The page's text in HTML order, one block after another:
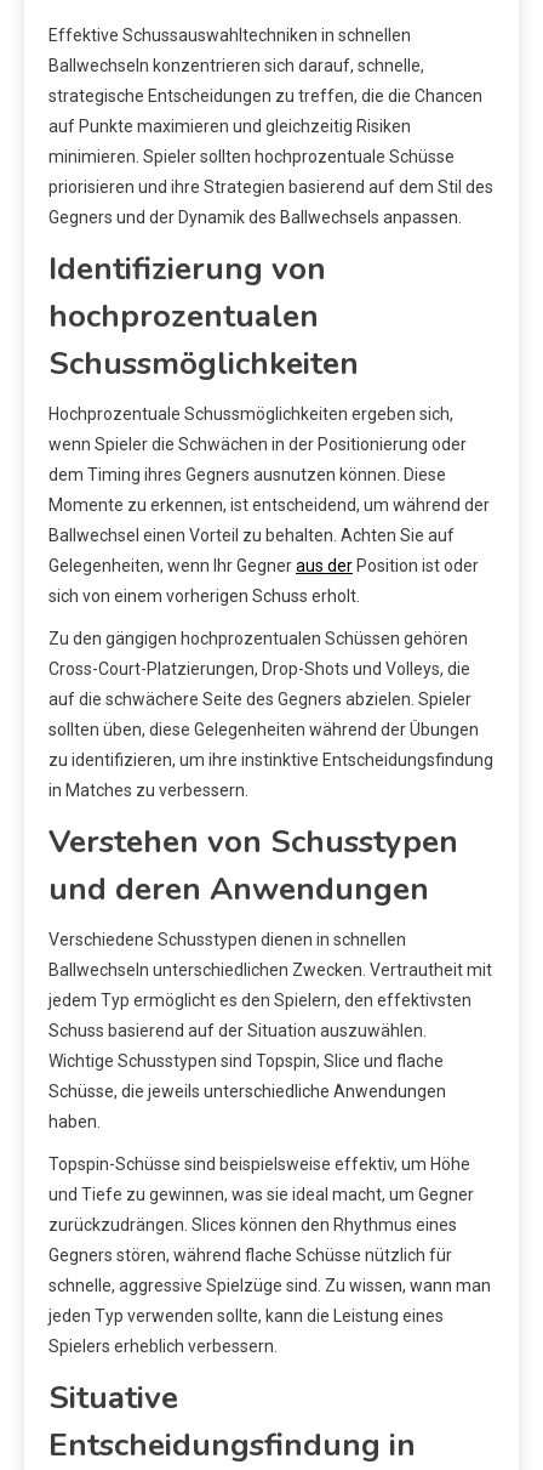
Effektive Schussauswahltechniken in schnellen
Ballwechseln konzentrieren sich darauf, schnelle,
strategische Entscheidungen zu treffen, die die Chancen
auf Punkte maximieren und gleichzeitig Risiken
minimieren. Spieler sollten hochprozentuale Schüsse
priorisieren und ihre Strategien basierend auf dem Stil des
Gegners und der Dynamik des Ballwechsels anpassen.
Identifizierung von
hochprozentualen
Schussmöglichkeiten
Hochprozentuale Schussmöglichkeiten ergeben sich,
wenn Spieler die Schwächen in der Positionierung oder
dem Timing ihres Gegners ausnutzen können. Diese
Momente zu erkennen, ist entscheidend, um während der
Ballwechsel einen Vorteil zu behalten. Achten Sie auf
Gelegenheiten, wenn Ihr Gegneraus der Position ist oder
sich von einem vorherigen Schuss erholt.
Zu den gängigen hochprozentualen Schüssen gehören
Cross-Court-Platzierungen, Drop-Shots und Volleys, die
auf die schwächere Seite des Gegners abzielen. Spieler
sollten üben, diese Gelegenheiten während der Übungen
zu identifizieren, um ihre instinktive Entscheidungsfindung
in Matches zu verbessern.
Verstehen von Schusstypen
und deren Anwendungen
Verschiedene Schusstypen dienen in schnellen
Ballwechseln unterschiedlichen Zwecken. Vertrautheit mit
jedem Typ ermöglicht es den Spielern, den effektivsten
Schuss basierend auf der Situation auszuwählen.
Wichtige Schusstypen sind Topspin, Slice und flache
Schüsse, die jeweils unterschiedliche Anwendungen
haben.
Topspin-Schüsse sind beispielsweise effektiv, um Höhe
und Tiefe zu gewinnen, was sie ideal macht, um Gegner
zurückzudrängen. Slices können den Rhythmus eines
Gegners stören, während flache Schüsse nützlich für
schnelle, aggressive Spielzüge sind. Zu wissen, wann man
jeden Typ verwenden sollte, kann die Leistung eines
Spielers erheblich verbessern.
Situative
Entscheidungsfindung in